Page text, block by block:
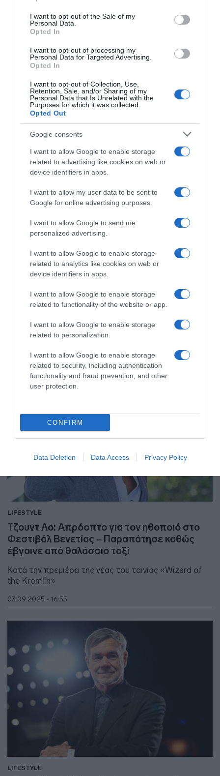
use your data for below specified purposes in below Google
consent section.
I want to opt-out of the Sale of my
Personal Data.
Opted In
I want to opt-out of processing my
Personal Data for Targeted Advertising.
Opted In
I want to opt-out of Collection, Use,
Retention, Sale, and/or Sharing of my
Personal Data that Is Unrelated with the
Purposes for which it was collected.
Opted Out
Google consents
I want to allow Google to enable storage
related to advertising like cookies on web or
device identifiers in apps.
I want to allow my user data to be sent to
Google for online advertising purposes.
I want to allow Google to send me
personalized advertising.
I want to allow Google to enable storage
related to analytics like cookies on web or
device identifiers in apps.
I want to allow Google to enable storage
related to functionality of the website or app.
I want to allow Google to enable storage
related to personalization.
I want to allow Google to enable storage
related to security, including authentication
functionality and fraud prevention, and other
user protection.
CONFIRM
Data Deletion Data Access Privacy Policy
ΔΙΕΘΝΗ
Βενετία: Άγρια επίθεση σε Εβραίους
και χαστούκισαν άνδρα
Σοκάρουν οι λεπτομέρειες
11.09.2025 - 17:29
LIFESTYLE
Τζέισον Μομόα: Η εμφάνιση στο Φεστιβάλ
(pics)
Birkenstocks
LIFESTYLE
Τζουντ Λο: Απρόοπτο για τον ηθοποιό στο
Φεστιβάλ Βενετίας – Παραπάτησε καθώς
έβγαινε από θαλάσσιο ταξί
Κατά την πρεμιέρα της νέας του ταινίας «Wizard of
the Kremlin»
03.09.2025 - 16:55
LIFESTYLE